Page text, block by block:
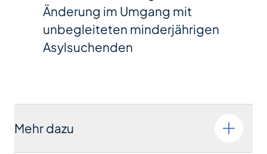
Änderung im Umgang mit
unbegleiteten minderjährigen
Asylsuchenden
Mehr dazu